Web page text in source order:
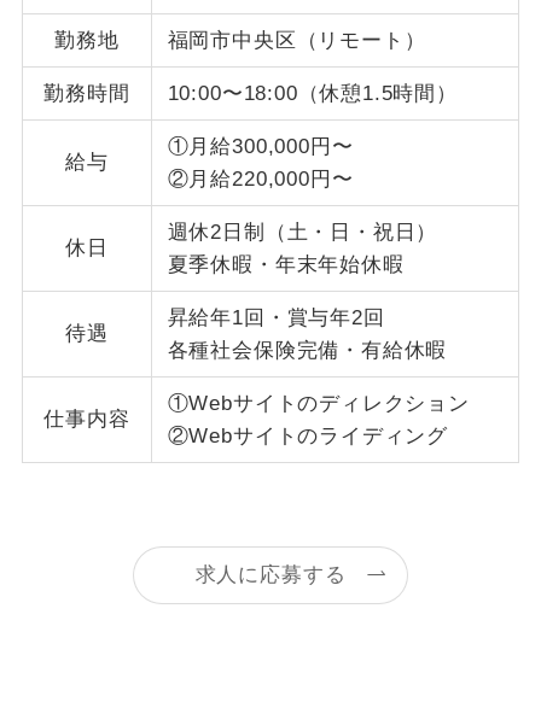
勤務地 福岡市中央区（リモート）
勤務時間 10:00〜18:00（休憩1.5時間）
給与
①月給300,000円〜
②月給220,000円〜
休日
週休2日制（土・日・祝日）
夏季休暇・年末年始休暇
待遇
昇給年1回・賞与年2回
各種社会保険完備・有給休暇
仕事内容
①Webサイトのディレクション
②Webサイトのライディング
求人に応募する